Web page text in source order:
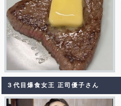
３代目爆食女王 正司優子さん